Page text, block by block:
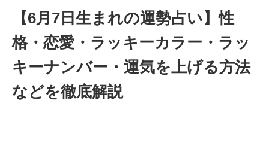
【6月7日生まれの運勢占い】性
格・恋愛・ラッキーカラー・ラッ
キーナンバー・運気を上げる方法
などを徹底解説